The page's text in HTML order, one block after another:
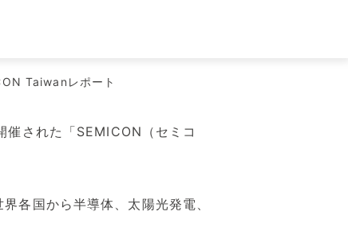
Taiwanレポート
された「SEMICON（セミコ
各国から半導体、太陽光発電、